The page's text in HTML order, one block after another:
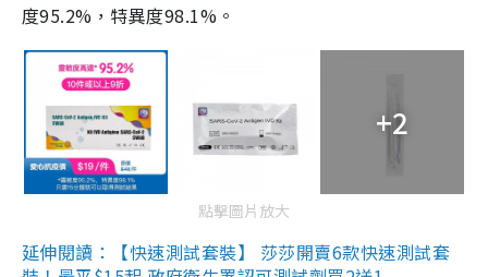
度95.2%，特異度98.1%。
+2
點擊圖片放大
延伸閱讀：【快速測試套裝】 莎莎開賣6款快速測試套